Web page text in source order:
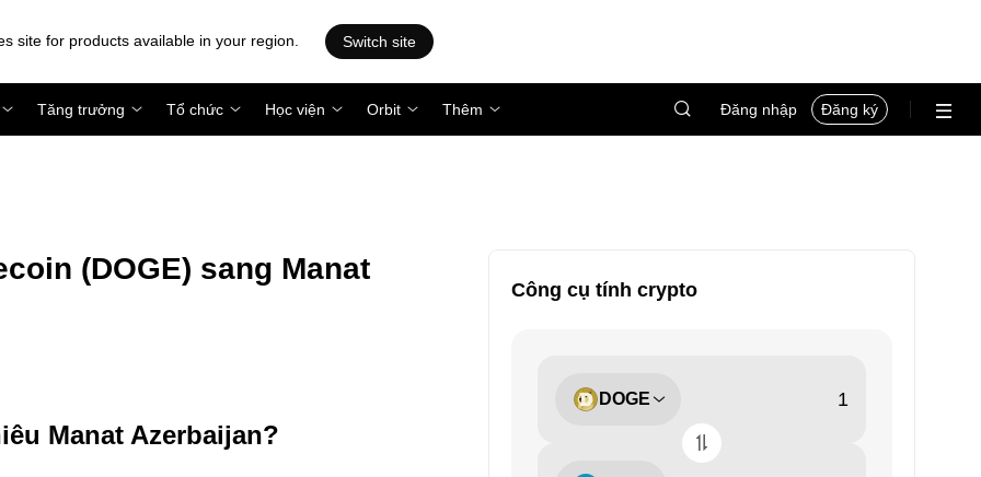
site for products available in your region. Switch site
Tăng trưởng Tổ chức Học viện Orbit Thêm Đăng nhập Đăng ký
(DOGE) sang Manat
Manat Azerbaijan?
Công cụ tính crypto
DOGE